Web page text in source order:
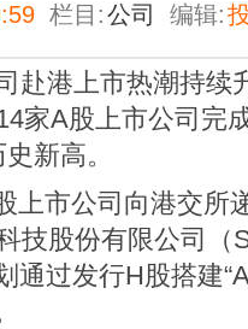
栏目:公司 编辑:
赴港上市热潮持续
家A股上市公司完
新高。
上市公司向港交所
技股份有限公司（
通过发行H股搭建